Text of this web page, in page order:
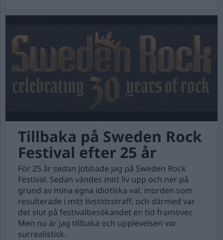
Tillbaka på Sweden Rock
Festival efter 25 år
För 25 år sedan jobbade jag på Sweden Rock
Festival. Sedan vändes mitt liv upp och ner på
grund av mina egna idiotiska val, morden som
resulterade i mitt livstidsstraff, och därmed var
det slut på festivalbesökandet en tid framöver.
Men nu är jag tillbaka och upplevelsen var
surrealistisk.